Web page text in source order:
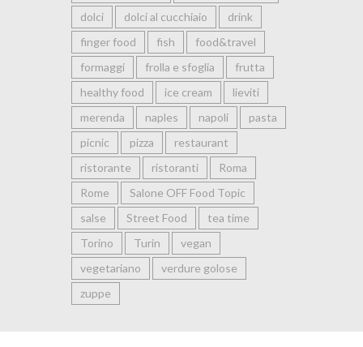
dolci
dolci al cucchiaio
drink
finger food
fish
food&travel
formaggi
frolla e sfoglia
frutta
healthy food
ice cream
lieviti
merenda
naples napoli
pasta
picnic
pizza
restaurant
ristorante
ristoranti
Roma
Rome
Salone OFF Food Topic
salse
Street Food
tea time
Torino
Turin
vegan
vegetariano
verdure golose
zuppe